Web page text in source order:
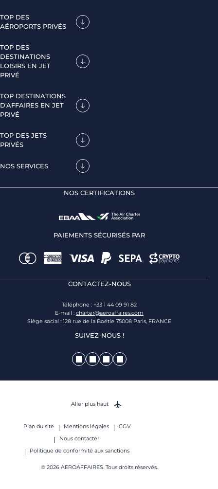
TOP DES
AÉROPORTS PRIVÉS
TOP DES
DESTINATIONS
LOISIRS EN JET
PRIVÉ
TOP DESTINATIONS
D'AFFAIRES EN JET
PRIVÉ
TOP DES JETS
PRIVÉS
NOS SERVICES
NOS CERTIFICATIONS
PAIEMENTS SÉCURISÉS PAR
CONTACTEZ-NOUS
Téléphone : +33 1 44 09 91 82
E-mail : charter@aeroaffaires.com
Siège social : 128 rue de la Boétie 75008 Paris, FRANCE
SUIVEZ-NOUS !
Plan du site Mentions légales
CGV
Nous contacter
Politique de conformité aux sanctions
© 2026 AEROAFFAIRES. Tous droits réservés.
Aller plus haut